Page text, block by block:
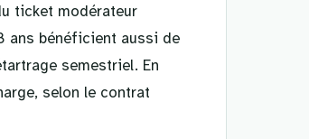
ticket modérateur
ans bénéficient aussi de
semestriel. En
selon le contrat